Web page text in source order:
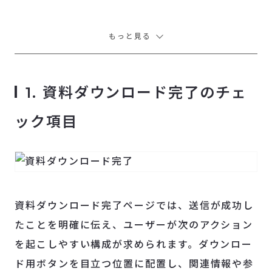
もっと見る
1. 資料ダウンロード完了のチェ
ック項目
資料ダウンロード完了ページでは、送信が成功し
たことを明確に伝え、ユーザーが次のアクション
を起こしやすい構成が求められます。ダウンロー
ド用ボタンを目立つ位置に配置し、関連情報や参